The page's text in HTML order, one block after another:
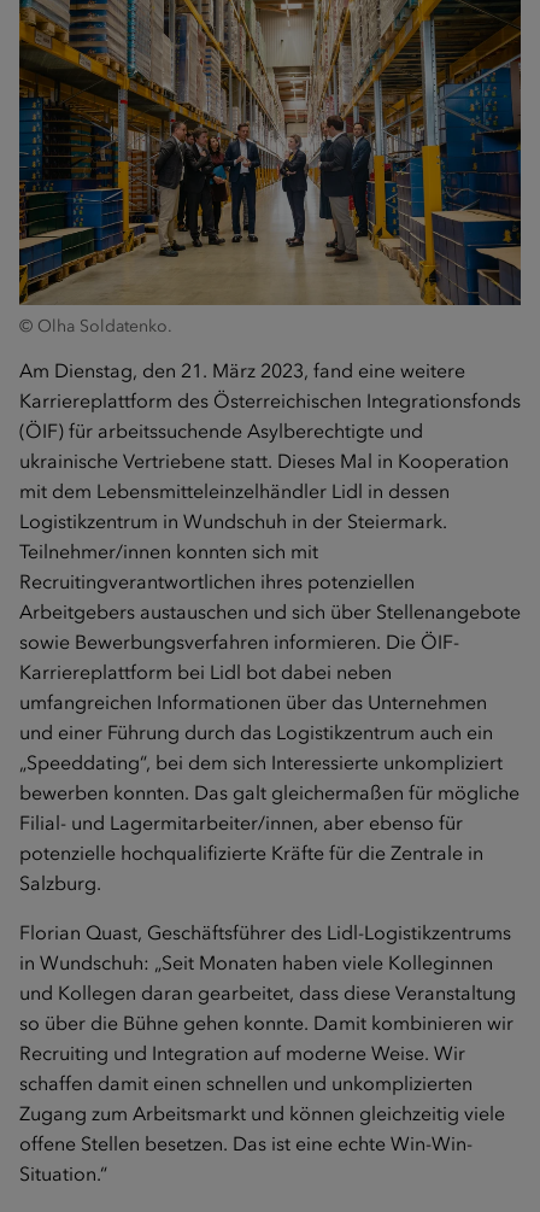
© Olha Soldatenko.
Am Dienstag, den 21. März 2023, fand eine weitere
Karriereplattform des Österreichischen Integrationsfonds
(ÖIF) für arbeitssuchende Asylberechtigte und
ukrainische Vertriebene statt. Dieses Mal in Kooperation
mit dem Lebensmitteleinzelhändler Lidl in dessen
Logistikzentrum in Wundschuh in der Steiermark.
Teilnehmer/innen konnten sich mit
Recruitingverantwortlichen ihres potenziellen
Arbeitgebers austauschen und sich über Stellenangebote
sowie Bewerbungsverfahren informieren. Die ÖIF-
Karriereplattform bei Lidl bot dabei neben
umfangreichen Informationen über das Unternehmen
und einer Führung durch das Logistikzentrum auch ein
„Speeddating“, bei dem sich Interessierte unkompliziert
bewerben konnten. Das galt gleichermaßen für mögliche
Filial- und Lagermitarbeiter/innen, aber ebenso für
potenzielle hochqualifizierte Kräfte für die Zentrale in
Salzburg.
Florian Quast, Geschäftsführer des Lidl-Logistikzentrums
in Wundschuh: „Seit Monaten haben viele Kolleginnen
und Kollegen daran gearbeitet, dass diese Veranstaltung
so über die Bühne gehen konnte. Damit kombinieren wir
Recruiting und Integration auf moderne Weise. Wir
schaffen damit einen schnellen und unkomplizierten
Zugang zum Arbeitsmarkt und können gleichzeitig viele
offene Stellen besetzen. Das ist eine echte Win-Win-
Situation.“